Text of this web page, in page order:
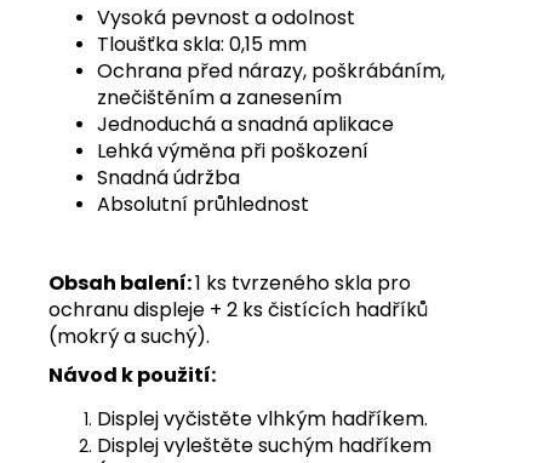
Vysoká pevnost a odolnost
Tloušťka skla: 0,15 mm
Ochrana před nárazy, poškrábáním,
znečištěním a zanesením
Jednoduchá a snadná aplikace
Lehká výměna při poškození
Snadná údržba
Absolutní průhlednost
Obsah balení:1 ks tvrzeného skla pro
ochranu displeje + 2 ks čistících hadříků
(mokrý a suchý).
Návod k použití:
Displej vyčistěte vlhkým hadříkem.
Displej vyleštěte suchým hadříkem